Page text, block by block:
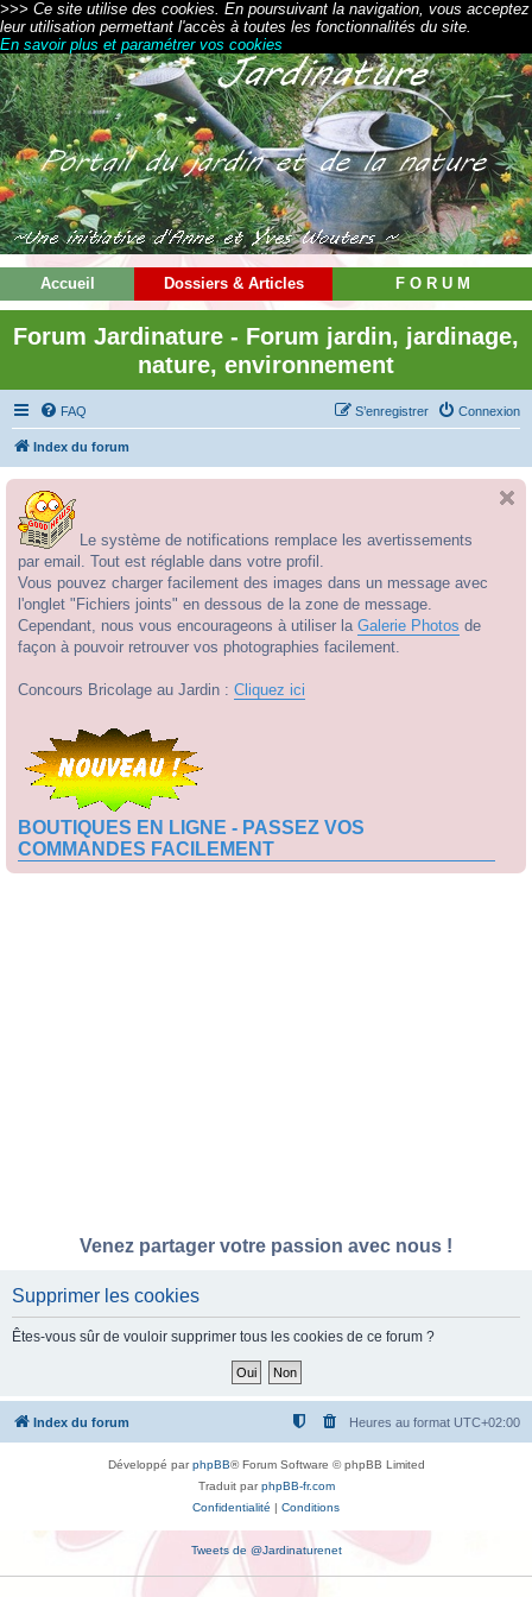
>>> Ce site utilise des cookies. En poursuivant la navigation, vous acceptez
leur utilisation permettant l'accès à toutes les fonctionnalités du site.
En savoir plus et paramétrer vos cookies
Accueil Dossiers & Articles F O R U M
Forum Jardinature - Forum jardin, jardinage,
nature, environnement
FAQ Connexion
S’enregistrer
Index du forum
Le système de notifications remplace les avertissements
par email. Tout est réglable dans votre profil.
Vous pouvez charger facilement des images dans un message avec
l'onglet "Fichiers joints" en dessous de la zone de message.
Cependant, nous vous encourageons à utiliser la Galerie Photos de
façon à pouvoir retrouver vos photographies facilement.
Concours Bricolage au Jardin : Cliquez ici
BOUTIQUES EN LIGNE - PASSEZ VOS
COMMANDES FACILEMENT
Venez partager votre passion avec nous !
Supprimer les cookies
Êtes-vous sûr de vouloir supprimer tous les cookies de ce forum ?
Index du forum Heures au format UTC+02:00
Développé parphpBB® Forum Software © phpBB Limited
Traduit parphpBB-fr.com
Confidentialité | Conditions
Tweets de @Jardinaturenet